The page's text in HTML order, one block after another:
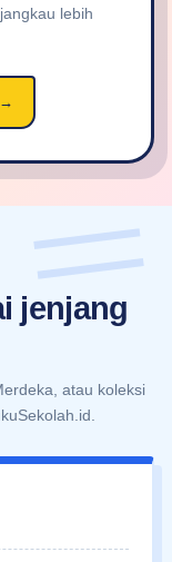
lebih
→
jenjang
atau koleksi